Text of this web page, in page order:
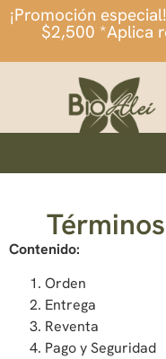
¡Promoción
$2,500 *Aplica
Contenido:
Orden
Entrega
Reventa
Pago y Seguridad